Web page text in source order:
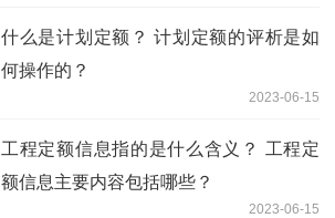
什么是计划定额？ 计划定额的评析是如
何操作的？
2023-06-15
工程定额信息指的是什么含义？ 工程定
额信息主要内容包括哪些？
2023-06-15